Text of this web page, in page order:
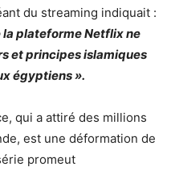
du streaming indiquait :
plateforme Netflix ne
et principes islamiques
égyptiens ».
qui a attiré des millions
est une déformation de
promeut